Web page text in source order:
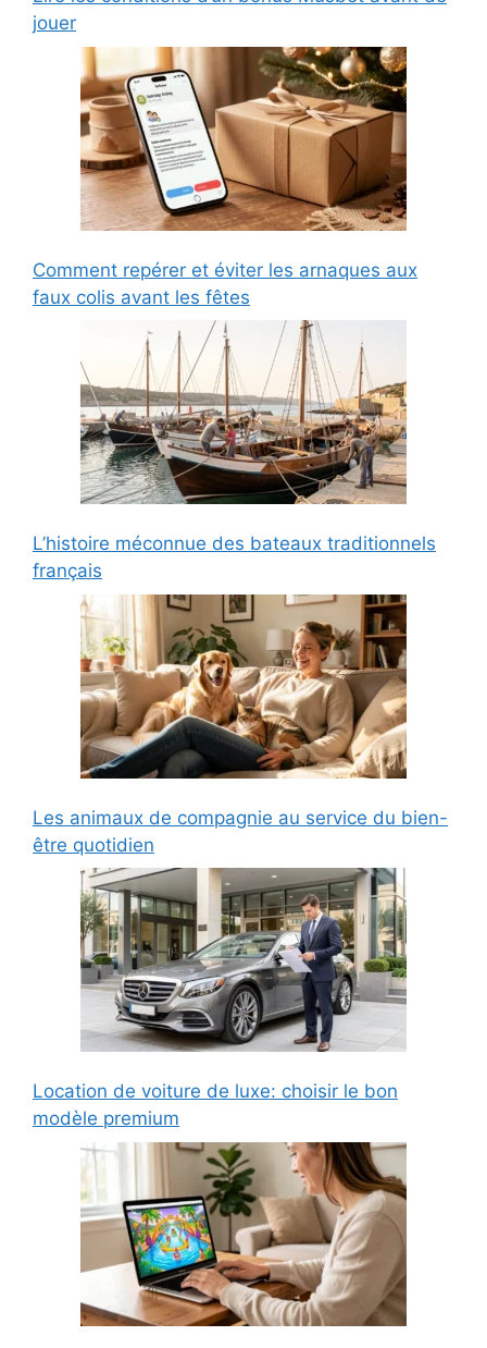
jouer
Comment repérer et éviter les arnaques aux
faux colis avant les fêtes
L’histoire méconnue des bateaux traditionnels
français
Les animaux de compagnie au service du bien-
être quotidien
Location de voiture de luxe: choisir le bon
modèle premium